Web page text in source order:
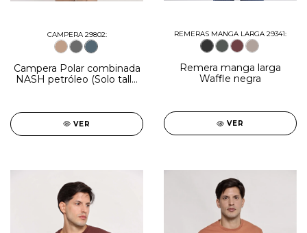
CAMPERA 29802:
Campera Polar combinada
NASH petróleo (Solo talle
VER
REMERAS MANGA LARGA 29341:
Remera manga larga
Waffle negra
VER